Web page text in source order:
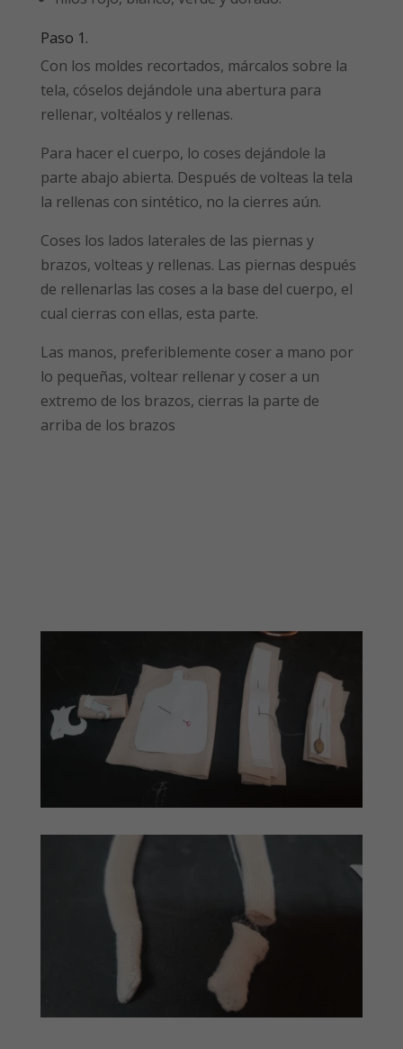
Paso 1.
Con los moldes recortados, márcalos sobre la
tela, cóselos dejándole una abertura para
rellenar, voltéalos y rellenas.
Para hacer el cuerpo, lo coses dejándole la
parte abajo abierta. Después de volteas la tela
la rellenas con sintético, no la cierres aún.
Coses los lados laterales de las piernas y
brazos, volteas y rellenas. Las piernas después
de rellenarlas las coses a la base del cuerpo, el
cual cierras con ellas, esta parte.
Las manos, preferiblemente coser a mano por
lo pequeñas, voltear rellenar y coser a un
extremo de los brazos, cierras la parte de
arriba de los brazos